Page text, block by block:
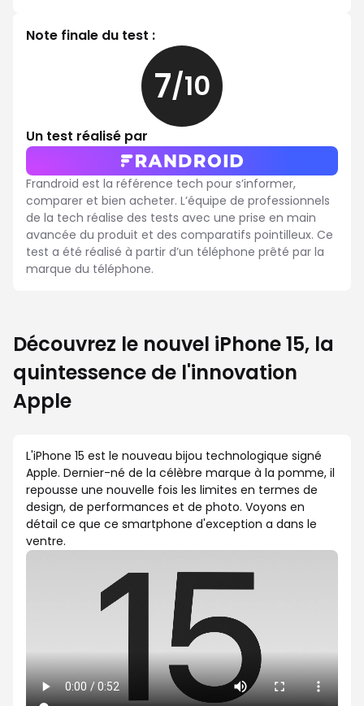
Note finale du test :
7/10
7
10
Un test réalisé par
Frandroid est la référence tech pour s’informer,
comparer et bien acheter. L’équipe de professionnels
de la tech réalise des tests avec une prise en main
avancée du produit et des comparatifs pointilleux. Ce
test a été réalisé à partir d’un téléphone prêté par la
marque du téléphone.
Découvrez le nouvel iPhone 15, la
quintessence de l'innovation
Apple
L'iPhone 15 est le nouveau bijou technologique signé
Apple. Dernier-né de la célèbre marque à la pomme, il
repousse une nouvelle fois les limites en termes de
design, de performances et de photo. Voyons en
détail ce que ce smartphone d'exception a dans le
ventre.